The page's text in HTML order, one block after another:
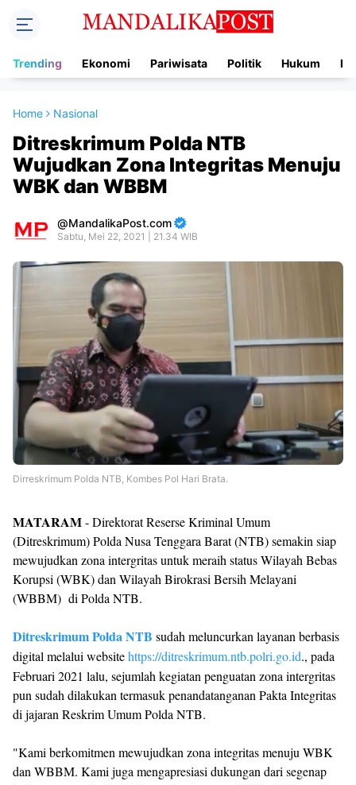
Trending Ekonomi Pariwisata Politik Hukum
Home Nasional
Ditreskrimum Polda NTB
Wujudkan Zona Integritas Menuju
WBK dan WBBM
MandalikaPost.com
Sabtu, Mei 22, 2021 | 21.34 WIB
Dirreskrimum Polda NTB, Kombes Pol Hari Brata.
MATARAM- Direktorat Reserse Kriminal Umum
(Ditreskrimum) Polda Nusa Tenggara Barat (NTB) semakin siap
mewujudkan zona intergritas untuk meraih status Wilayah Bebas
Korupsi (WBK) dan Wilayah Birokrasi Bersih Melayani
(WBBM) di Polda NTB.
Ditreskrimum Polda NTB sudah meluncurkan layanan berbasis
digital melalui websitehttps://ditreskrimum.ntb.polri.go.id., pada
Februari 2021 lalu, sejumlah kegiatan penguatan zona intergritas
pun sudah dilakukan termasuk penandatanganan Pakta Integritas
di jajaran Reskrim Umum Polda NTB.
"Kami berkomitmen mewujudkan zona integritas menuju WBK
dan WBBM. Kami juga mengapresiasi dukungan dari segenap